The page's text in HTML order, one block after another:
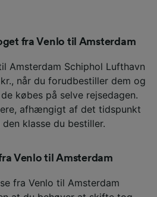
fra Venlo til Amsterdam
Amsterdam Schiphol Lufthavn
når du forudbestiller dem og
købes på selve rejsedagen.
afhængigt af det tidspunkt
klasse du bestiller.
Venlo til Amsterdam
fra Venlo til Amsterdam